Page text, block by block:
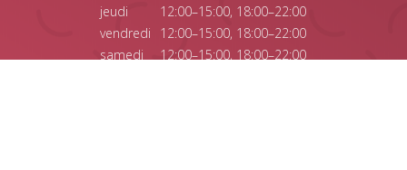
jeudi
12:00–15:00, 18:00–22:00
vendredi
12:00–15:00, 18:00–22:00
samedi
12:00–15:00, 18:00–22:00